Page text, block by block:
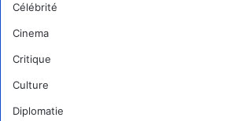
Célébrité
Cinema
Critique
Culture
Diplomatie